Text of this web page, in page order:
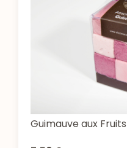
Guimauve aux